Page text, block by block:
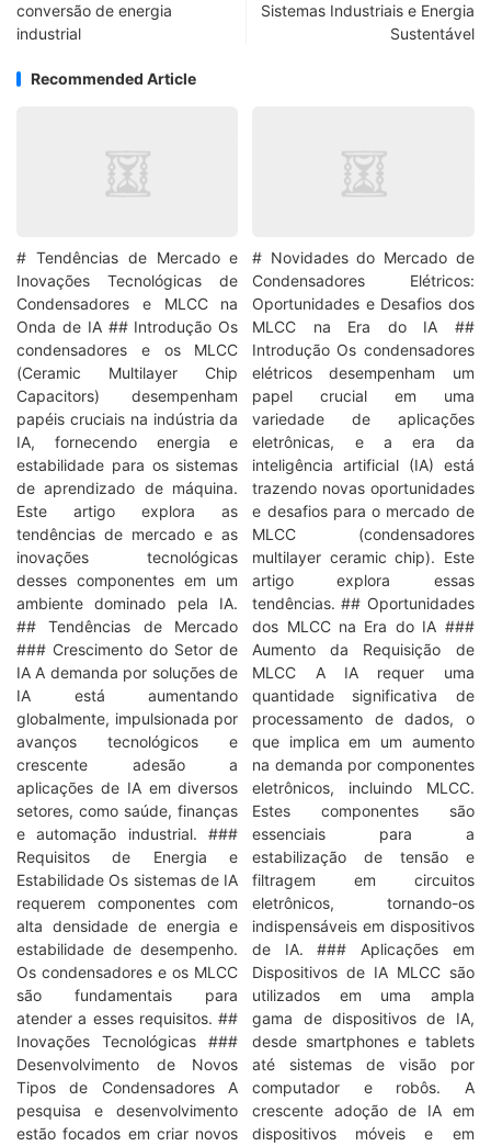
conversão de energia
industrial
Sistemas Industriais e Energia
Sustentável
Recommended Article
# Tendências de Mercado e
Inovações Tecnológicas de
Condensadores e MLCC na
Onda de IA ## Introdução Os
condensadores e os MLCC
(Ceramic Multilayer Chip
Capacitors) desempenham
papéis cruciais na indústria da
IA, fornecendo energia e
estabilidade para os sistemas
de aprendizado de máquina.
Este artigo explora as
tendências de mercado e as
inovações tecnológicas
desses componentes em um
ambiente dominado pela IA.
## Tendências de Mercado
### Crescimento do Setor de
IA A demanda por soluções de
IA está aumentando
globalmente, impulsionada por
avanços tecnológicos e
crescente adesão a
aplicações de IA em diversos
setores, como saúde, finanças
e automação industrial. ###
Requisitos de Energia e
Estabilidade Os sistemas de IA
requerem componentes com
alta densidade de energia e
estabilidade de desempenho.
Os condensadores e os MLCC
são fundamentais para
atender a esses requisitos. ##
Inovações Tecnológicas ###
Desenvolvimento de Novos
Tipos de Condensadores A
pesquisa e desenvolvimento
estão focados em criar novos
# Novidades do Mercado de
Condensadores Elétricos:
Oportunidades e Desafios dos
MLCC na Era do IA ##
Introdução Os condensadores
elétricos desempenham um
papel crucial em uma
variedade de aplicações
eletrônicas, e a era da
inteligência artificial (IA) está
trazendo novas oportunidades
e desafios para o mercado de
MLCC (condensadores
multilayer ceramic chip). Este
artigo explora essas
tendências. ## Oportunidades
dos MLCC na Era do IA ###
Aumento da Requisição de
MLCC A IA requer uma
quantidade significativa de
processamento de dados, o
que implica em um aumento
na demanda por componentes
eletrônicos, incluindo MLCC.
Estes componentes são
essenciais para a
estabilização de tensão e
filtragem em circuitos
eletrônicos, tornando-os
indispensáveis em dispositivos
de IA. ### Aplicações em
Dispositivos de IA MLCC são
utilizados em uma ampla
gama de dispositivos de IA,
desde smartphones e tablets
até sistemas de visão por
computador e robôs. A
crescente adoção de IA em
dispositivos móveis e em